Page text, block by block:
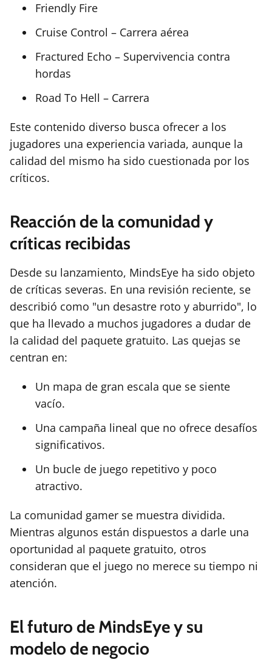
Friendly Fire
Cruise Control – Carrera aérea
Fractured Echo – Supervivencia contra
hordas
Road To Hell – Carrera
Este contenido diverso busca ofrecer a los
jugadores una experiencia variada, aunque la
calidad del mismo ha sido cuestionada por los
críticos.
Reacción de la comunidad y
críticas recibidas
Desde su lanzamiento, MindsEye ha sido objeto
de críticas severas. En una revisión reciente, se
describió como "un desastre roto y aburrido", lo
que ha llevado a muchos jugadores a dudar de
la calidad del paquete gratuito. Las quejas se
centran en:
Un mapa de gran escala que se siente
vacío.
Una campaña lineal que no ofrece desafíos
significativos.
Un bucle de juego repetitivo y poco
atractivo.
La comunidad gamer se muestra dividida.
Mientras algunos están dispuestos a darle una
oportunidad al paquete gratuito, otros
consideran que el juego no merece su tiempo ni
atención.
El futuro de MindsEye y su
modelo de negocio